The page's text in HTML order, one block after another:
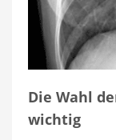
Die Wahl
wichtig